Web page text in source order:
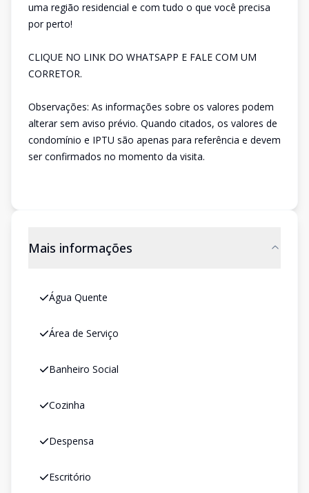
uma região residencial e com tudo o que você precisa
por perto!
CLIQUE NO LINK DO WHATSAPP E FALE COM UM
CORRETOR.
Observações: As informações sobre os valores podem
alterar sem aviso prévio. Quando citados, os valores de
condomínio e IPTU são apenas para referência e devem
ser confirmados no momento da visita.
Mais informações
Água Quente
Área de Serviço
Banheiro Social
Cozinha
Despensa
Escritório